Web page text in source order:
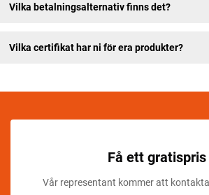
Vilka betalningsalternativ finns det?
Vilka certifikat har ni för era produkter?
Få ett gratispris
Vår representant kommer att